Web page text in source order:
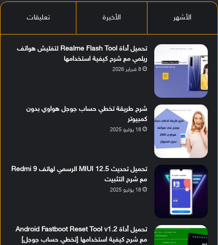
الأشهر الأخيرة تعليقات
تحميل أداة Realme Flash Tool لتفليش هواتف
ريلمي مع شرح كيفية استخدامها
8 فبراير 2026
شرح طريقة تخطي حساب جوجل هواوي بدون
كمبيوتر
18 يوليو 2025
تحميل تحديث MIUI 12.5 الرسمي لهاتف Redmi 9
مع شرح التثبيت
18 يوليو 2025
تحميل أداة Android Fastboot Reset Tool v1.2
مع شرح كيفية استخدامها [تخطي حساب جوجل]